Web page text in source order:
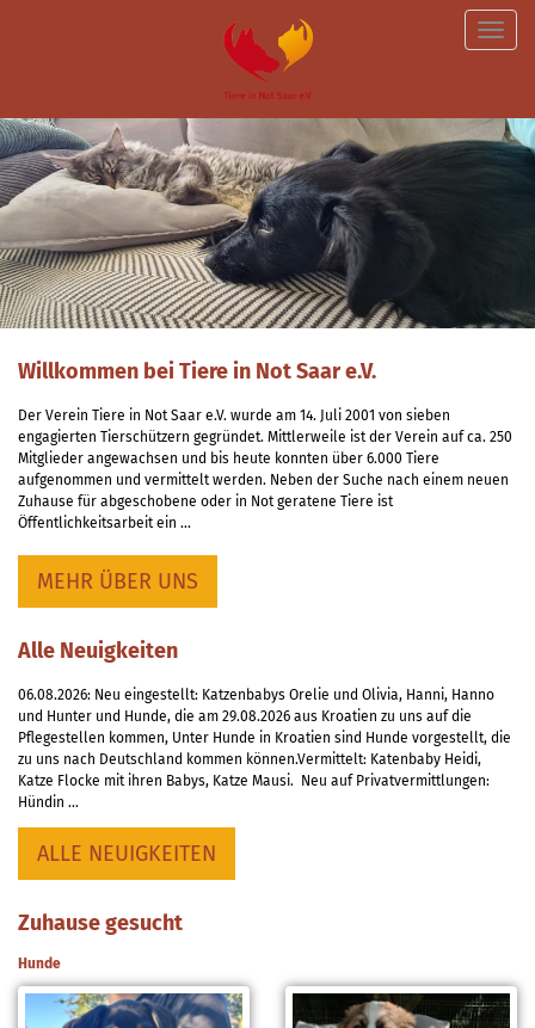
Toggle
Willkommen bei Tiere in Not Saar e.V.
Der Verein Tiere in Not Saar e.V. wurde am 14. Juli 2001 von sieben
engagierten Tierschützern gegründet. Mittlerweile ist der Verein auf ca. 250
Mitglieder angewachsen und bis heute konnten über 6.000 Tiere
aufgenommen und vermittelt werden. Neben der Suche nach einem neuen
Zuhause für abgeschobene oder in Not geratene Tiere ist
Öffentlichkeitsarbeit ein …
MEHR ÜBER UNS
Alle Neuigkeiten
06.08.2026: Neu eingestellt: Katzenbabys Orelie und Olivia, Hanni, Hanno
und Hunter und Hunde, die am 29.08.2026 aus Kroatien zu uns auf die
Pflegestellen kommen, Unter Hunde in Kroatien sind Hunde vorgestellt, die
zu uns nach Deutschland kommen können.Vermittelt: Katenbaby Heidi,
Katze Flocke mit ihren Babys, Katze Mausi. Neu auf Privatvermittlungen:
Hündin …
ALLE NEUIGKEITEN
Zuhause gesucht
Hunde